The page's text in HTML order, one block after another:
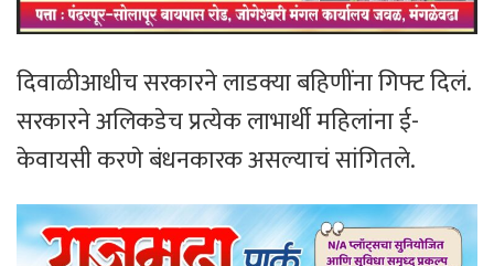
दिवाळीआधीच सरकारने लाडक्या बहिणींना गिफ्ट दिलं.
सरकारने अलिकडेच प्रत्येक लाभार्थी महिलांना ई-
केवायसी करणे बंधनकारक असल्याचं सांगितले.